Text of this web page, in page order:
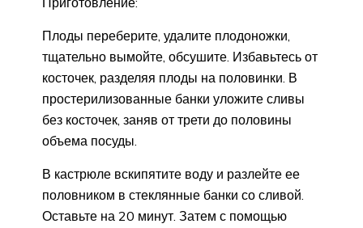
Плоды переберите, удалите плодоножки,
тщательно вымойте, обсушите. Избавьтесь от
косточек, разделяя плоды на половинки. В
простерилизованные банки уложите сливы
без косточек, заняв от трети до половины
объема посуды.
В кастрюле вскипятите воду и разлейте ее
половником в стеклянные банки со сливой.
Оставьте на 20 минут. Затем с помощью